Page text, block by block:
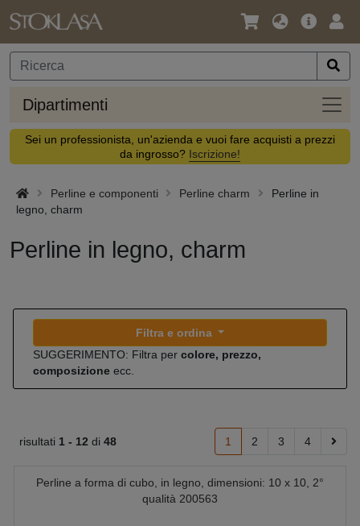
Lingua
Valuta
Offerta
Dipartimenti
Sei un professionista, un'azienda e vuoi fare acquisti a prezzi
da ingrosso? Iscrizione!
Perline e componenti Perline charm
Perline in
legno, charm
Perline in legno, charm
Filtra e ordina
SUGGERIMENTO: Filtra per colore, prezzo,
composizione ecc.
risultati 1 - 12 di 48 1 2 3 4
Perline a forma di cubo, in legno, dimensioni: 10 x 10, 2°
qualità 200563